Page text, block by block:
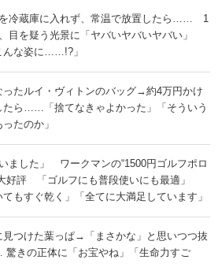
冷蔵庫に入れず、常温で放置したら…… 1
目を疑う光景に「ヤバいヤバいヤバい」
んな姿に……!?」
ったルイ・ヴィトンのバッグ→約4万円かけ
たら……「捨てなきゃよかった」「そういう
たのか」
いました」 ワークマンの“1500円ゴルフポロ
好評 「ゴルフにも普段使いにも最適」
てもすぐ乾く」「全てに大満足しています」
見つけた葉っぱ→「まさかな」と思いつつ抜
きの正体に「お宝やね」「生命力すご